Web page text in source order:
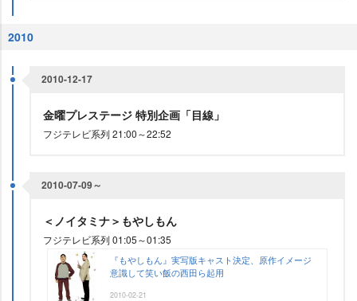
2010
2010-12-17
金曜プレステージ 特別企画「目線」
フジテレビ系列 21:00～22:52
2010-07-09～
＜ノイタミナ＞もやしもん
フジテレビ系列 01:05～01:35
『もやしもん』実写版キャスト決定、原作イメージ
意識して笑い飯の西田ら起用
2010-02-21